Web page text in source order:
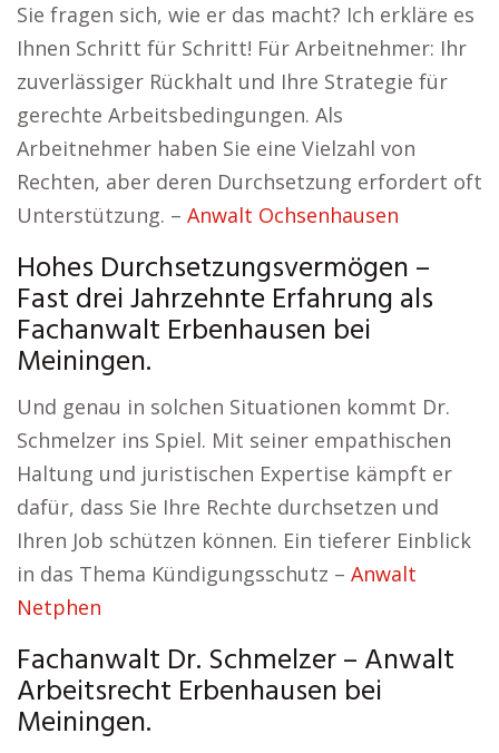
Sie fragen sich, wie er das macht? Ich erkläre es
Ihnen Schritt für Schritt! Für Arbeitnehmer: Ihr
zuverlässiger Rückhalt und Ihre Strategie für
gerechte Arbeitsbedingungen. Als
Arbeitnehmer haben Sie eine Vielzahl von
Rechten, aber deren Durchsetzung erfordert oft
Unterstützung. – Anwalt Ochsenhausen
Hohes Durchsetzungsvermögen –
Fast drei Jahrzehnte Erfahrung als
Fachanwalt Erbenhausen bei
Meiningen.
Und genau in solchen Situationen kommt Dr.
Schmelzer ins Spiel. Mit seiner empathischen
Haltung und juristischen Expertise kämpft er
dafür, dass Sie Ihre Rechte durchsetzen und
Ihren Job schützen können. Ein tieferer Einblick
in das Thema Kündigungsschutz – Anwalt
Netphen
Fachanwalt Dr. Schmelzer – Anwalt
Arbeitsrecht Erbenhausen bei
Meiningen.